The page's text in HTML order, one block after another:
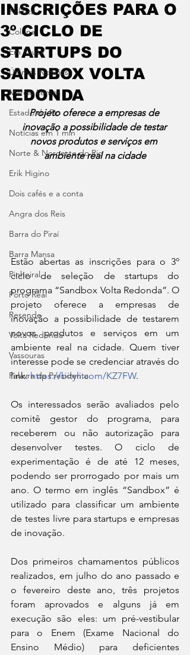
Política
Coluna
Em Pauta
Últimas Notícias
Márcio Lemos
Estado do Rio
Notícias em 1 min
Norte & Noroeste do Rio
Erik Higino
Dois cafés e a conta
Angra dos Reis
Barra do Piraí
Barra Mansa
Pinheiral
Porto Real
Resende
Volta Redonda
Vassouras
Palavra da Presidenta
INSCRIÇÕES PARA O
3º CICLO DE
STARTUPS DO
SANDBOX VOLTA
REDONDA
Projeto oferece a empresas de
inovação a possibilidade de testar
novos produtos e serviços em
ambiente real na cidade
Estão abertas as inscrições para o 3º
ciclo de seleção de startups do
programa “Sandbox Volta Redonda”. O
projeto oferece a empresas de
inovação a possibilidade de testarem
novos produtos e serviços em um
ambiente real na cidade. Quem tiver
interesse pode se credenciar através do
link: https://bityli.com/KZ7FW.
Os interessados serão avaliados pelo
comitê gestor do programa, para
receberem ou não autorização para
desenvolver testes. O ciclo de
experimentação é de até 12 meses,
podendo ser prorrogado por mais um
ano. O termo em inglês “Sandbox” é
utilizado para classificar um ambiente
de testes livre para startups e empresas
de inovação.
Dos primeiros chamamentos públicos
realizados, em julho do ano passado e
o fevereiro deste ano, três projetos
foram aprovados e alguns já em
execução são eles: um pré-vestibular
para o Enem (Exame Nacional do
Ensino Médio) para deficientes